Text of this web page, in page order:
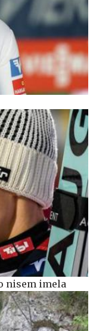
nisem imela